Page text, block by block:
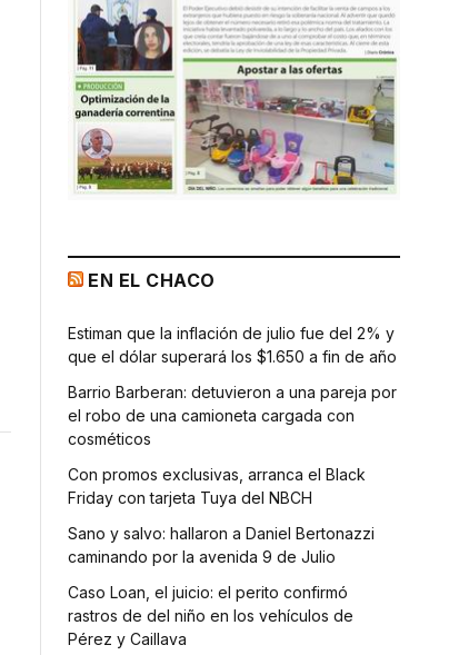
EN EL CHACO
Estiman que la inflación de julio fue del 2% y
que el dólar superará los $1.650 a fin de año
Barrio Barberan: detuvieron a una pareja por
el robo de una camioneta cargada con
cosméticos
Con promos exclusivas, arranca el Black
Friday con tarjeta Tuya del NBCH
Sano y salvo: hallaron a Daniel Bertonazzi
caminando por la avenida 9 de Julio
Caso Loan, el juicio: el perito confirmó
rastros de del niño en los vehículos de
Pérez y Caillava